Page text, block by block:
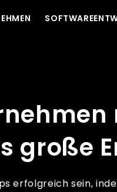
große
erfolgreich sein,